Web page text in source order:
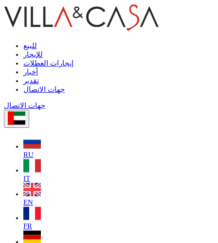
للبيع
للإيجار
إيجارات العطلات
أخبار
تقدير
جهات الاتصال
جهات الاتصال
RU
IT
EN
FR